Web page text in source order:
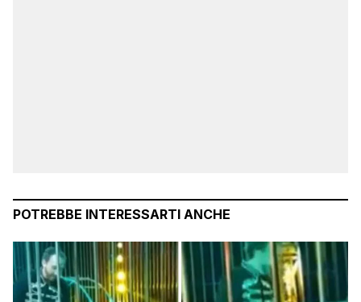
POTREBBE INTERESSARTI ANCHE